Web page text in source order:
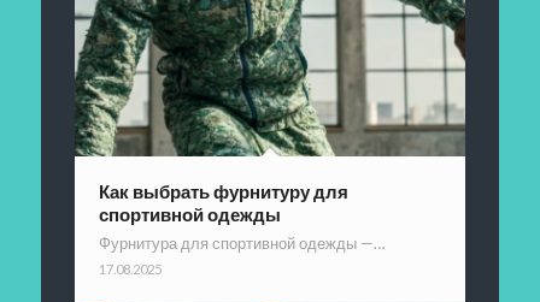
Как выбрать фурнитуру для
спортивной одежды
Фурнитура для спортивной одежды —…
17.08.2025